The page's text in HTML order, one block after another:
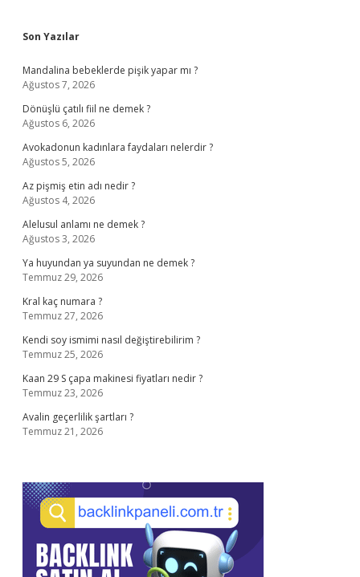
Sidebar
Son Yazılar
Mandalina bebeklerde pişik yapar mı ?
Ağustos 7, 2026
Dönüşlü çatılı fiil ne demek ?
Ağustos 6, 2026
Avokadonun kadınlara faydaları nelerdir ?
Ağustos 5, 2026
Az pişmiş etin adı nedir ?
Ağustos 4, 2026
Alelusul anlamı ne demek ?
Ağustos 3, 2026
Ya huyundan ya suyundan ne demek ?
Temmuz 29, 2026
Kral kaç numara ?
Temmuz 27, 2026
Kendi soy ismimi nasıl değiştirebilirim ?
Temmuz 25, 2026
Kaan 29 S çapa makinesi fiyatları nedir ?
Temmuz 23, 2026
Avalin geçerlilik şartları ?
Temmuz 21, 2026